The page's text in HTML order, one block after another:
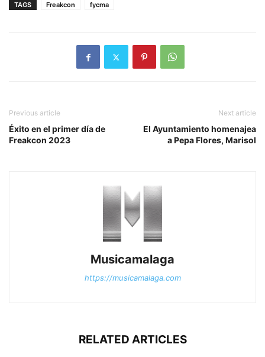
TAGS Freakcon fycma
Previous article
Éxito en el primer día de
Freakcon 2023
Next article
El Ayuntamiento homenajea
a Pepa Flores, Marisol
Musicamalaga
https://musicamalaga.com
RELATED ARTICLES